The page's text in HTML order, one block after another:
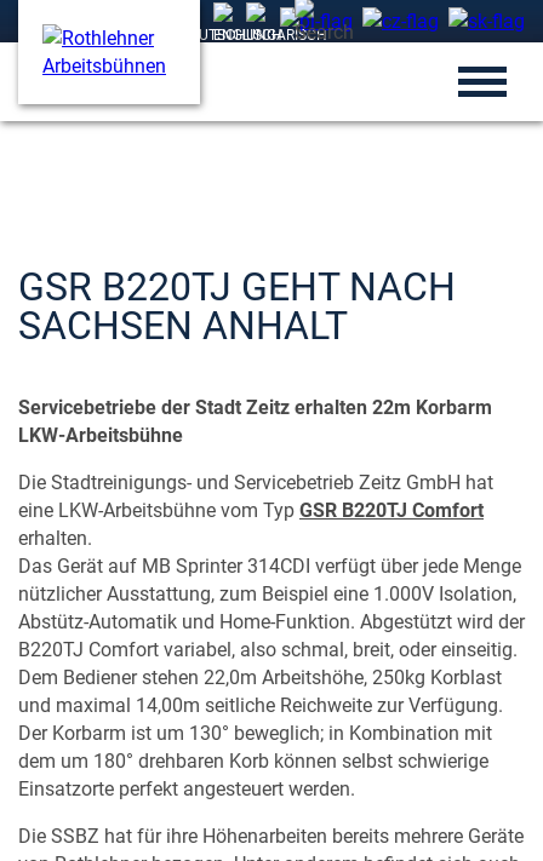
GSR B220TJ GEHT NACH
SACHSEN ANHALT
Servicebetriebe der Stadt Zeitz erhalten 22m Korbarm
LKW-Arbeitsbühne
Die Stadtreinigungs- und Servicebetrieb Zeitz GmbH hat
eine LKW-Arbeitsbühne vom Typ GSR B220TJ Comfort
erhalten.
Das Gerät auf MB Sprinter 314CDI verfügt über jede Menge
nützlicher Ausstattung, zum Beispiel eine 1.000V Isolation,
Abstütz-Automatik und Home-Funktion. Abgestützt wird der
B220TJ Comfort variabel, also schmal, breit, oder einseitig.
Dem Bediener stehen 22,0m Arbeitshöhe, 250kg Korblast
und maximal 14,00m seitliche Reichweite zur Verfügung.
Der Korbarm ist um 130° beweglich; in Kombination mit
dem um 180° drehbaren Korb können selbst schwierige
Einsatzorte perfekt angesteuert werden.
Die SSBZ hat für ihre Höhenarbeiten bereits mehrere Geräte